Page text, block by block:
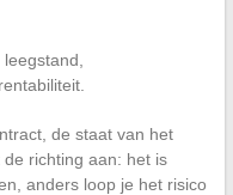
de staat van het
richting aan: het is
anders loop je het risico